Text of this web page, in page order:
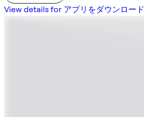
View details for アプリをダウンロード